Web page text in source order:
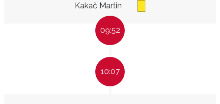
Kakač Martin
09:52
10:07